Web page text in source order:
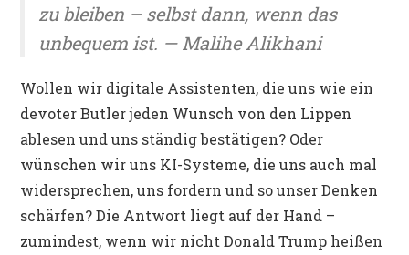
zu bleiben – selbst dann, wenn das
unbequem ist. — Malihe Alikhani
Wollen wir digitale Assistenten, die uns wie ein
devoter Butler jeden Wunsch von den Lippen
ablesen und uns ständig bestätigen? Oder
wünschen wir uns KI-Systeme, die uns auch mal
widersprechen, uns fordern und so unser Denken
schärfen? Die Antwort liegt auf der Hand –
zumindest, wenn wir nicht Donald Trump heißen